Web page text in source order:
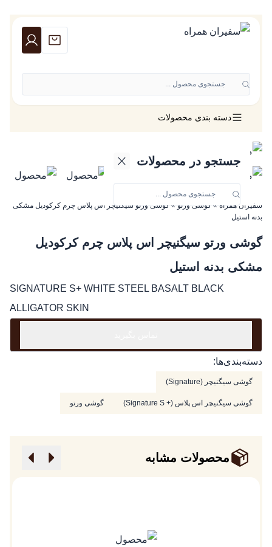
جستجوی محصول ...
جستجو در محصولات
دسته بندی محصولات
سفیران همراه»گوشی ورتو»گوشی ورتو سیگنیچر اس پلاس چرم کرکودیل مشکی
بدنه استیل
گوشی ورتو سیگنیچر اس پلاس چرم کرکودیل
مشکی بدنه استیل
SIGNATURE S+ WHITE STEEL BASALT BLACK
ALLIGATOR SKIN
دسته‌بندی‌ها:
گوشی سیگنیچر (Signature)
گوشی سیگنیچر اس پلاس (+ Signature S) گوشی ورتو
محصولات مشابه